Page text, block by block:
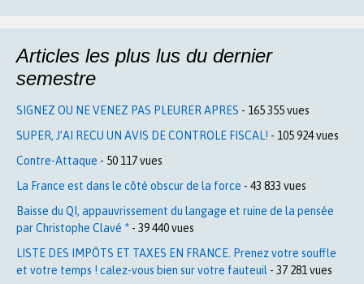
Articles les plus lus du dernier
semestre
SIGNEZ OU NE VENEZ PAS PLEURER APRES - 165 355 vues
SUPER, J’AI RECU UN AVIS DE CONTROLE FISCAL! - 105 924 vues
Contre-Attaque - 50 117 vues
La France est dans le côté obscur de la force - 43 833 vues
Baisse du QI, appauvrissement du langage et ruine de la pensée
par Christophe Clavé * - 39 440 vues
LISTE DES IMPÔTS ET TAXES EN FRANCE. Prenez votre souffle
et votre temps ! calez-vous bien sur votre fauteuil - 37 281 vues